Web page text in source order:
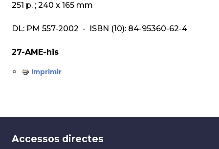
251 p. ; 240 x 165 mm
DL: PM 557-2002 - ISBN (10): 84-95360-62-4
27-AME-his
Imprimir
Accessos directes